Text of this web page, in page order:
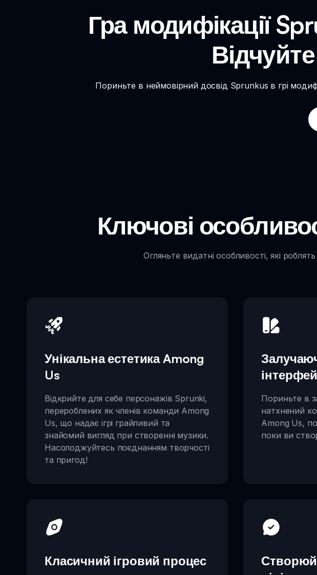
Гра модифікації
Пориньте в неймовірний досвід Sprunkus в грі
Ключові
Огляньте видатні особливості, які
Унікальна естетика Among
Us
Відкрийте для себе персонажів Sprunki,
перероблених як членів команди Among
Us, що надає ігрі грайливий та
знайомий вигляд при створенні музики.
Насолоджуйтесь поєднанням творчості
та пригод!
Пориньте в
натхнений
Among Us,
поки ви
Класичний ігровий процес